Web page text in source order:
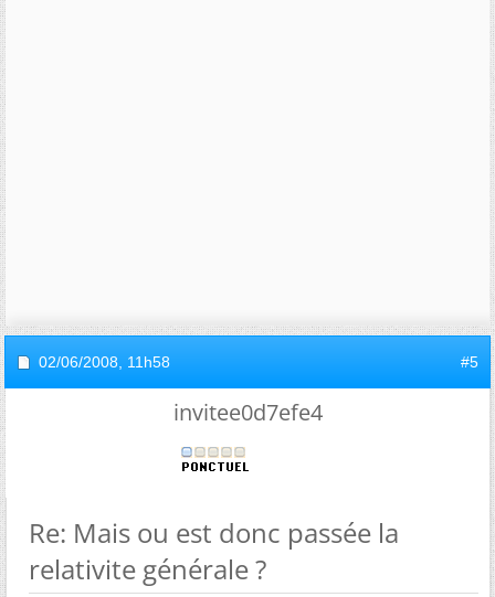
02/06/2008, 11h58 #5
invitee0d7efe4
Re: Mais ou est donc passée la
relativite générale ?